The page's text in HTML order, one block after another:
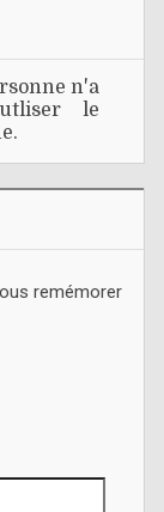
n'a
le
remémorer